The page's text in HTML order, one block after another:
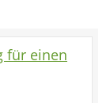
für einen